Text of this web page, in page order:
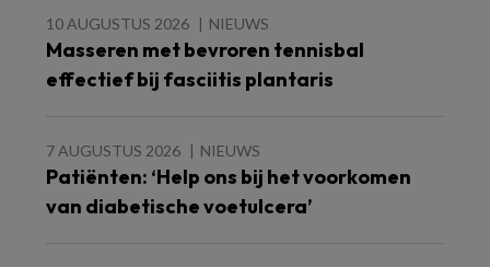
10 AUGUSTUS 2026 NIEUWS
Masseren met bevroren tennisbal
effectief bij fasciitis plantaris
7 AUGUSTUS 2026 NIEUWS
Patiënten: ‘Help ons bij het voorkomen
van diabetische voetulcera’